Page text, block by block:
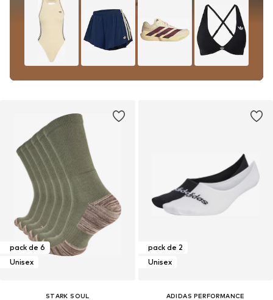
pack de 6
Unisex
STARK SOUL
pack de 2
Unisex
ADIDAS PERFORMANCE